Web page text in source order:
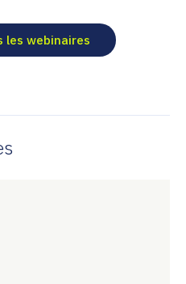
les webinaires